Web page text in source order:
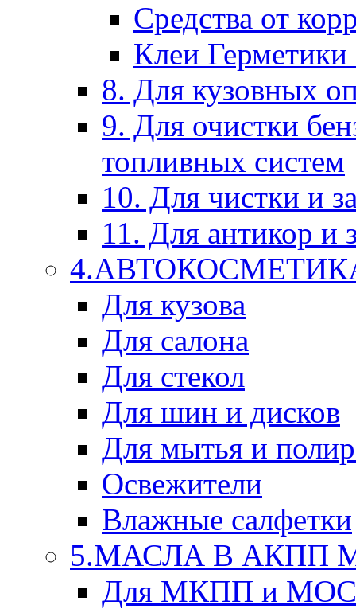
Средства от
Клеи
8. Для кузовных
9. Для очистки
топливных систем
10. Для чистки и
11. Для антикор и
Для кузова
Для салона
Для стекол
Для шин и дисков
Для мытья и
Освежители
Влажные салфетки
5.МАСЛА В АКПП
Для МКПП и